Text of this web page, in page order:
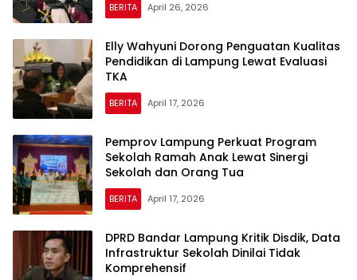
BERITA April 26, 2026
Elly Wahyuni Dorong Penguatan Kualitas
Pendidikan di Lampung Lewat Evaluasi
TKA
BERITA April 17, 2026
Pemprov Lampung Perkuat Program
Sekolah Ramah Anak Lewat Sinergi
Sekolah dan Orang Tua
BERITA April 17, 2026
DPRD Bandar Lampung Kritik Disdik, Data
Infrastruktur Sekolah Dinilai Tidak
Komprehensif